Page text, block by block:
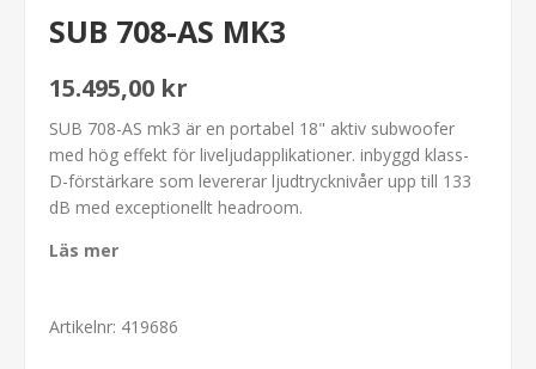
SUB 708-AS MK3
15.495,00 kr
SUB 708-AS mk3 är en portabel 18" aktiv subwoofer
med hög effekt för liveljudapplikationer. inbyggd klass-
D-förstärkare som levererar ljudtrycknivåer upp till 133
dB med exceptionellt headroom.
Läs mer
Artikelnr: 419686